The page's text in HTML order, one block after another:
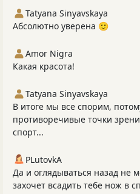
Tatyana Sinyavskaya
Абсолютно уверена 🙂
Amor Nigra
Какая красота!
Tatyana Sinyavskaya
В итоге мы все спорим,
противоречивые точки
спорт...
PLutоvkА
Да и оглядываться назад не
захочет всадить тебе нож в